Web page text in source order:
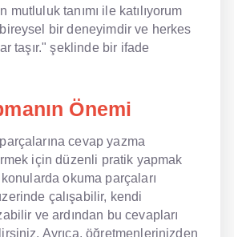
mutluluk tanımı ile katılıyorum
bir deneyimdir ve herkes
taşır." şeklinde bir ifade
Önemi
cevap yazma
için düzenli pratik yapmak
okuma parçaları
çalışabilir, kendi
ve ardından bu cevapları
Ayrıca, öğretmenlerinizden